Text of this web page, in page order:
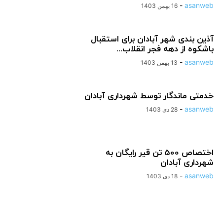
asanweb
- 16 بهمن 1403
آذین بندی شهر آبادان برای استقبال
باشکوه از دهه فجر انقلاب...
asanweb
- 13 بهمن 1403
خدمتی ماندگار توسط شهرداری آبادان
asanweb
- 28 دی 1403
اختصاص 500 تن قیر رایگان به
شهرداری آبادان
asanweb
- 18 دی 1403